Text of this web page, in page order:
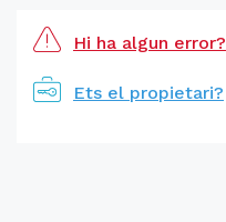
Hi ha algun error?
Ets el propietari?